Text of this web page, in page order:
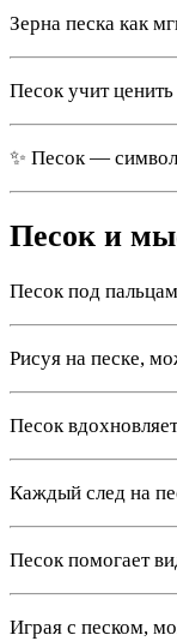
Зерна песка как
Песок учит
✨ Песок —
Песок и
Песок под
Рисуя на песке,
Песок
Каждый след на
Песок помогает
Играя с песком,